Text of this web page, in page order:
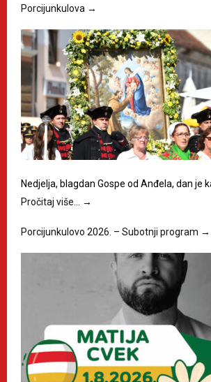
Porcijunkulova →
Nedjelja, blagdan Gospe od Anđela, dan je
Pročitaj više… →
Porcijunkulovo 2026. – Subotnji program →